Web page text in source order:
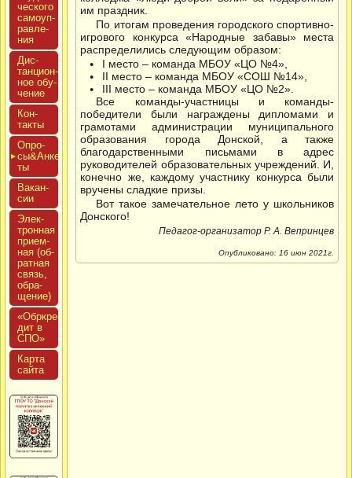
ческо­го
са­мо­уп­
равле­
ния
Дис­
танци­он­
ное обу­
чение
Кон­
такты
Опро­
сы&Анке­
ты
Вакан­
сии
Элек­
трон­ная
при­ем­
ная (об­
ратная
связь,
об­ра­
щение)
«Обркре­
дит в
СПО»
Кар­та
сай­та
им праздник.
По итогам проведения городского спортивно-
игрового конкурса «Народные забавы» места
распределились следующим образом:
I место – команда МБОУ «ЦО №4»,
II место – команда МБОУ «СОШ №14»,
III место – команда МБОУ «ЦО №2».
Все команды-участницы и команды-
победители были награждены дипломами и
грамотами администрации муниципального
образования города Донской, а также
благодарственными письмами в адрес
руководителей образовательных учреждений. И,
конечно же, каждому участнику конкурса были
вручены сладкие призы.
Вот такое замечательное лето у школьников
Донского!
Педагог-организатор Р. А. Вепринцев
Опубликовано: 16 июн 2021г.